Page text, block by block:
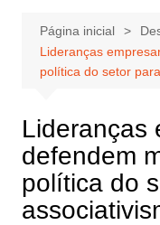
Página inicial
Lideranças
política do setor
Lideranças
defendem
política do